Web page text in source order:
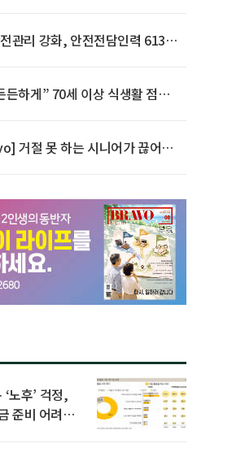
관리 강화, 안전전담인력 613명
든하게” 70세 이상 식생활 점수
거절 못 하는 시니어가 끊어야
노후’ 걱정,
준비 어려